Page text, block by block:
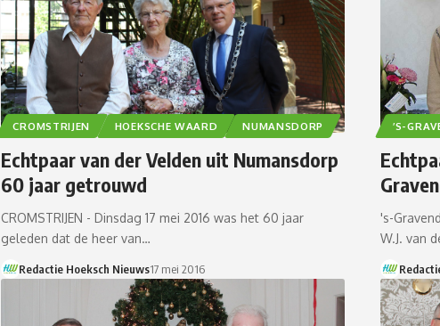
CROMSTRIJEN HOEKSCHE WAARD NUMANSDORP
Echtpaar van der Velden uit Numansdorp
60 jaar getrouwd
CROMSTRIJEN - Dinsdag 17 mei 2016 was het 60 jaar
geleden dat de heer van…
Redactie Hoeksch Nieuws17 mei 2016
’S-
's-
W.J. van